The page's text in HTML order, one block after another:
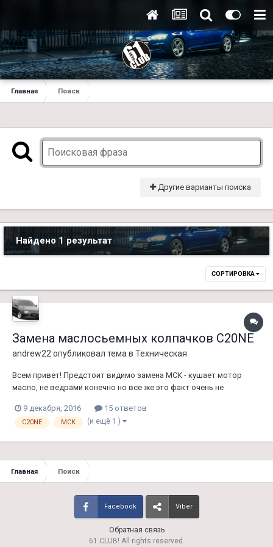
Главная Поиск
Другие варианты поиска
Найдено 1 результат
СОРТИРОВКА
Замена маслосьемных колпачков C20NE
andrew22 опубликовал тема в Техническая
Всем привет! Предстоит видимо замена МСК - кушает мотор
масло, не ведрами конечно но все же это факт очень не
понимаю что на высоких оборотах это происходит. Компрессия в
порядке - в каждом горшке в раене 13 атм и разброс не большой.
9 декабря, 2016 15 ответов
C20NE МСК (и ещё 1 )
Главная Поиск
Обратная связь
Facebook Viber
61.CLUB! All rights reserved.